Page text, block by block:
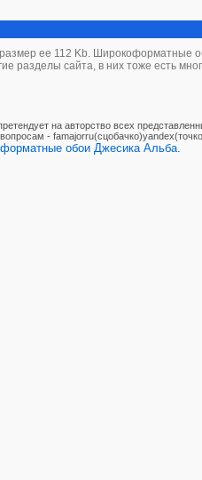
ее 112 Kb. Широкоформатные
разделы сайта, в них тоже есть
на авторство всех
-
обои Джесика Альба.